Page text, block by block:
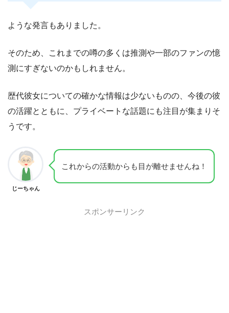
ような発言もありました。
そのため、これまでの噂の多くは推測や一部のファンの憶
測にすぎないのかもしれません。
歴代彼女についての確かな情報は少ないものの、今後の彼
の活躍とともに、プライベートな話題にも注目が集まりそ
うです。
じーちゃん
これからの活動からも目が離せませんね！
スポンサーリンク